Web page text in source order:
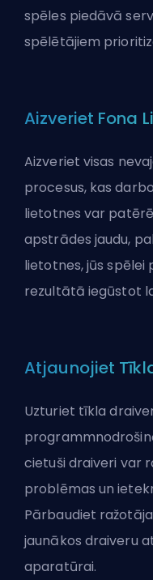
spēles piedāvā
spēlētājiem
Aizveriet Fona
Aizveriet visas
procesus, kas
lietotnes var
apstrādes jaudu,
lietotnes, jūs spēlei
rezultātā iegūstot
Atjaunojiet
Uzturiet tīkla
cietuši draiveri var
problēmas un
Pārbaudiet
jaunākos draiveru
aparatūrai.